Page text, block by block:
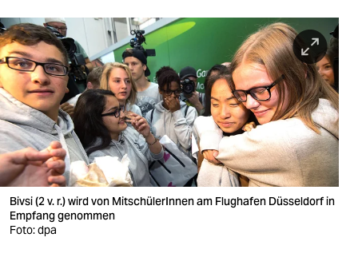
sport
berlin
nord
wahrheit
verlag
verlag
veranstaltungen
Bivsi (2 v. r.) wird von MitschülerInnen am Flughafen Düsseldorf in
Empfang genommen
Foto: dpa